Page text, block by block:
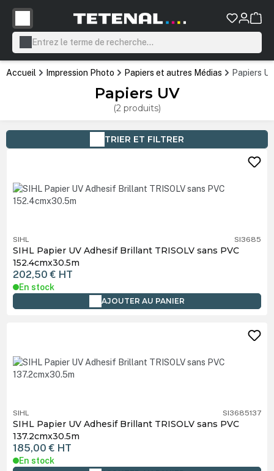
principal
Accueil Impression Photo Papiers et autres Médias Papiers
Papiers UV
(2 produits)
TRIER ET FILTRER
SIHL SI3685
SIHL Papier UV Adhesif Brillant TRISOLV sans PVC
152.4cmx30.5m
202,50 € HT
En stock
AJOUTER AU PANIER
SIHL SI3685137
SIHL Papier UV Adhesif Brillant TRISOLV sans PVC
137.2cmx30.5m
185,00 € HT
En stock